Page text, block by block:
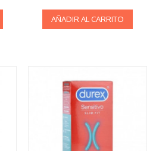
AÑADIR AL CARRITO